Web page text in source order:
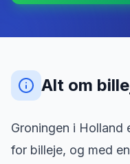
Alt om
Groningen i Holland
for billeje, og med